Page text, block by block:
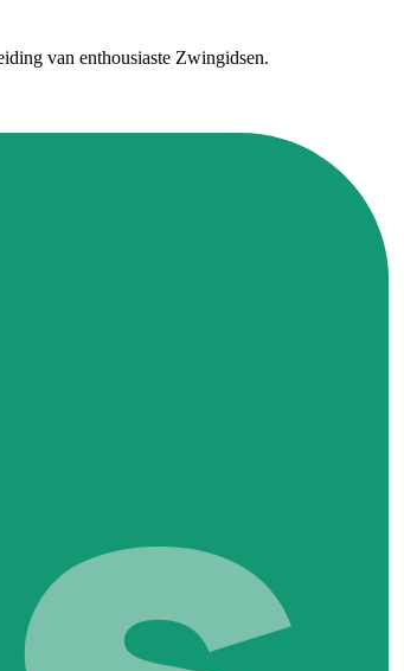
van enthousiaste Zwingidsen.